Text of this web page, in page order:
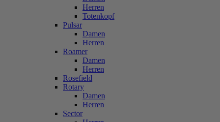
Herren
Totenkopf
Pulsar
Damen
Herren
Roamer
Damen
Herren
Rosefield
Rotary
Damen
Herren
Sector